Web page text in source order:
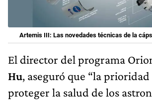
Artemis III: Las novedades técnicas de la
El director del programa
Hu, aseguró que “la prioridad
proteger la salud de los